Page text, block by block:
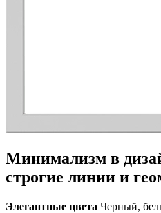
Минимализм в
строгие линии и
Элегантные цвета Черный,